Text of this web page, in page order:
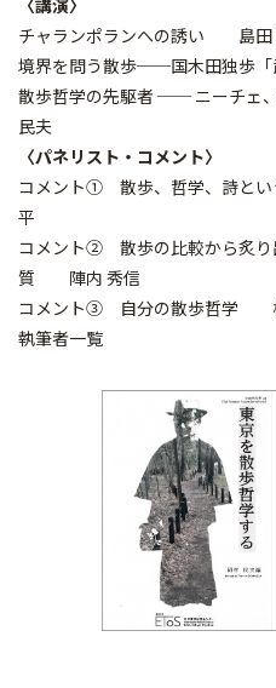
〈講演〉
チャランポランへの誘い 島
境界を問う散歩──国木田独
散歩哲学の先駆者 ── ニーチ
民夫
〈パネリスト・コメント〉
コメント① 散歩、哲学、詩と
平
コメント② 散歩の比較から炙り
質 陣内 秀信
コメント③ 自分の散歩哲学
執筆者一覧